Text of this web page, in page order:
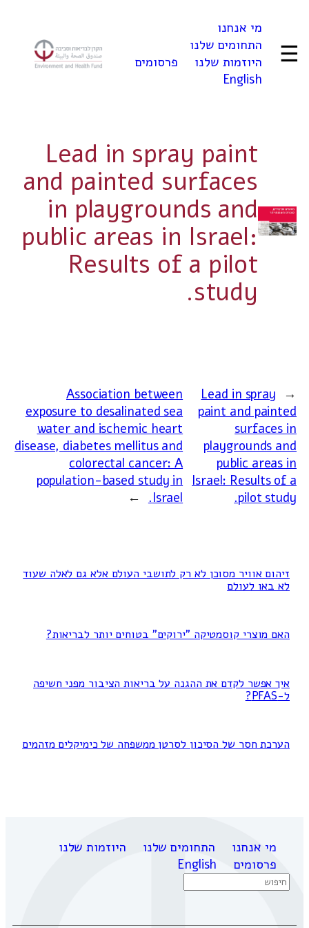
☰
מי אנחנו
התחומים שלנו
היוזמות שלנו
פרסומים
English
Lead in spray paint
and painted surfaces
in playgrounds and
public areas in Israel:
Results of a pilot
study.
←
Lead in spray
paint and painted
surfaces in
playgrounds and
public areas in
Israel: Results of a
pilot study.
Association between
exposure to desalinated sea
water and ischemic heart
disease, diabetes mellitus and
colorectal cancer: A
population-based study in
Israel.
→
זיהום אוויר מסוכן לא רק לתושבי העולם אלא גם לאלה שעוד
לא באו לעולם
האם מוצרי קוסמטיקה "ירוקים" בטוחים יותר לבריאות?
איך אפשר לקדם את ההגנה על בריאות הציבור מפני חשיפה
ל-PFAS?
הערכת חסר של הסיכון לסרטן ממשפחה של כימיקלים מזהמים
מי אנחנו התחומים שלנו
היוזמות שלנו
פרסומים
English
Search